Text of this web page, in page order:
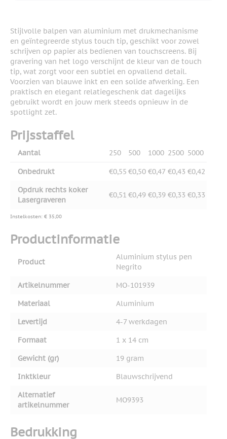
Stijlvolle balpen van aluminium met drukmechanisme
en geïntegreerde stylus touch tip, geschikt voor zowel
schrijven op papier als bedienen van touchscreens. Bij
gravering van het logo verschijnt de kleur van de touch
tip, wat zorgt voor een subtiel en opvallend detail.
Voorzien van blauwe inkt en een solide afwerking. Een
praktisch en elegant relatiegeschenk dat dagelijks
gebruikt wordt en jouw merk steeds opnieuw in de
spotlight zet.
Prijsstaffel
Aantal 250 500 1000 2500 5000
Onbedrukt €0,55 €0,50 €0,47 €0,43 €0,42
Opdruk rechts koker
Lasergraveren
€0,51 €0,49 €0,39 €0,33 €0,33
Instelkosten: € 35,00
Productinformatie
Product
Aluminium stylus pen
Negrito
Artikelnummer
MO-101939
Materiaal
Aluminium
Levertijd
4-7 werkdagen
Formaat
1 x 14 cm
Gewicht (gr)
19 gram
Inktkleur
Blauwschrijvend
Alternatief
artikelnummer
MO9393
Bedrukking